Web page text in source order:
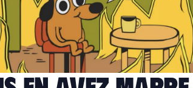
! C’est pas interdit que je sache.
à peine 2% des émissions. Rien
Et voilà. Vous ne le saviez pas ?
Le GIEC par exemple. Une vraie